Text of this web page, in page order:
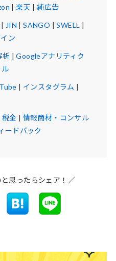
|楽天 |純広告
| JIN |SANGO |SWELL |
ン
析 |Googleアナリティク
| インスタグラム |
税金 | 情報商材・コンサル
ードバック
思ったらシェア！／